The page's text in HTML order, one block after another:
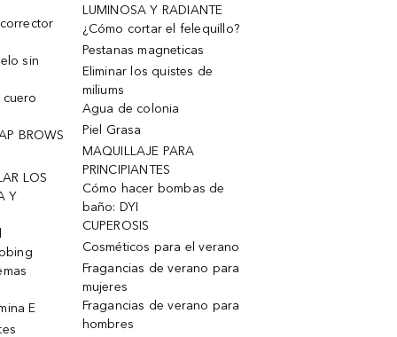
sin
cuero
BROWS
LOS
Y
E
LUMINOSA Y RADIANTE
¿Cómo cortar el felequillo?
Pestanas magneticas
Eliminar los quistes de
miliums
Agua de colonia
Piel Grasa
MAQUILLAJE PARA
PRINCIPIANTES
Cómo hacer bombas de
baño: DYI
CUPEROSIS
Cosméticos para el verano
Fragancias de verano para
mujeres
Fragancias de verano para
hombres